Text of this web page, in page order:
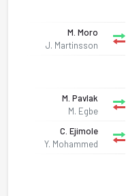
M. Moro
J. Martinsson
M. Pavlak
M. Egbe
C. Ejimole
Y. Mohammed